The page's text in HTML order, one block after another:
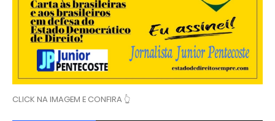
CLICK NA IMAGEM E CONFIRA 👆